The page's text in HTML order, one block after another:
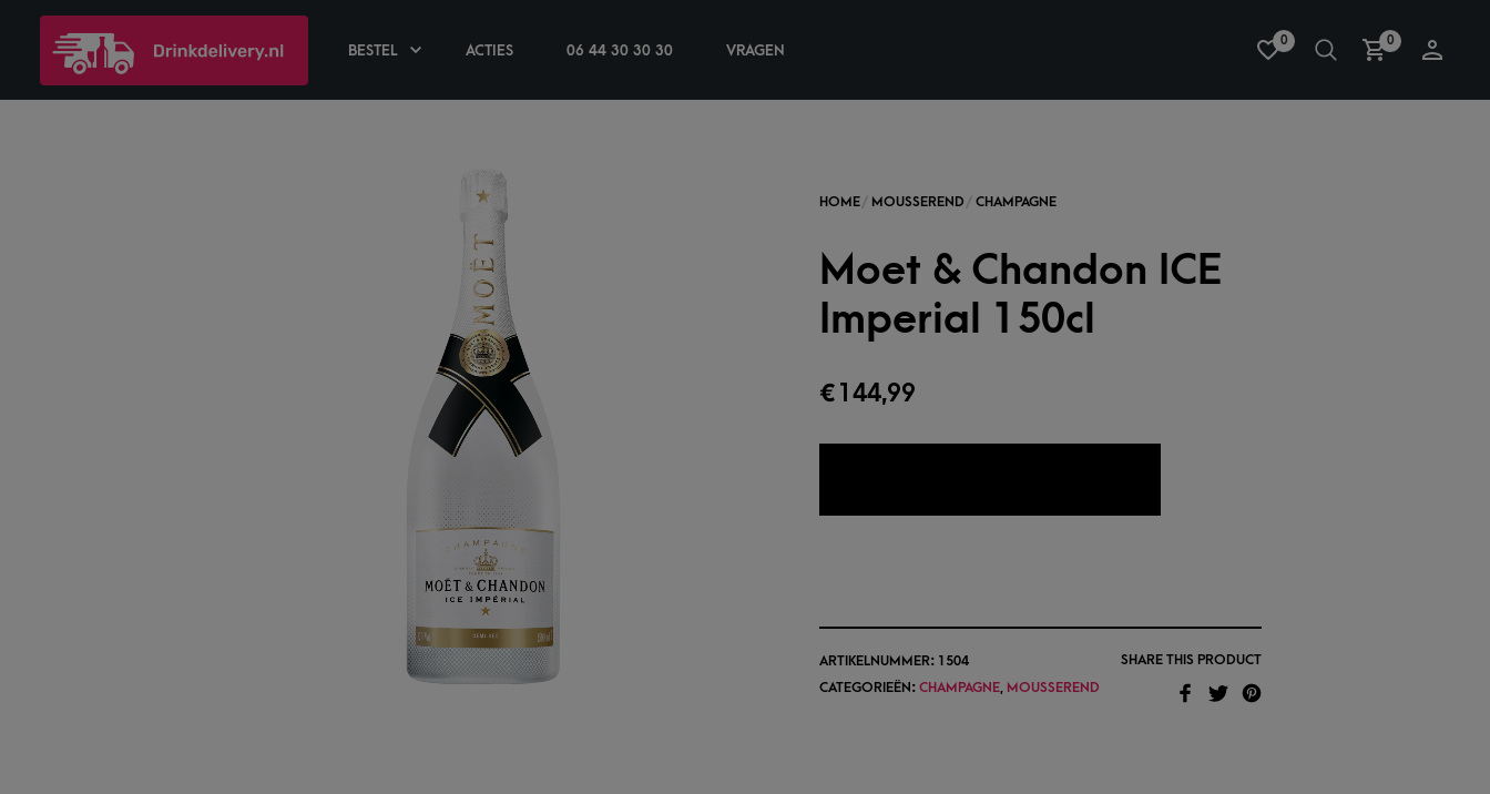
BESTEL ACTIES 06 44 30 30 30 VRAGEN
0 0
Moet & Chandon ICE
Imperial 150cl
€144,99
ARTIKELNUMMER: 1504
CATEGORIEËN: CHAMPAGNE, MOUSSEREND
SHARE THIS PRODUCT